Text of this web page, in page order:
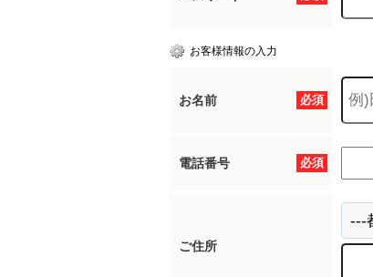
お客様情報の入力
必須
お名前
必須
電話番号
ご住所